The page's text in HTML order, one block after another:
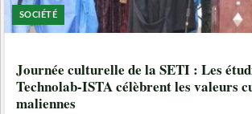
SOCIÉTÉ
Journée culturelle de la SETI : Les
Technolab-ISTA célèbrent les valeurs
maliennes